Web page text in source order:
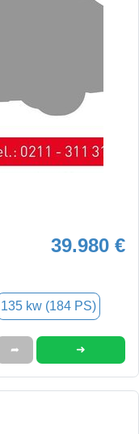
39.980 €
135 kw (184 PS)
➦ ➜